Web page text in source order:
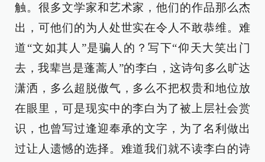
触。很多文学家和艺术家，他们的作品那么杰
出，可他们的为人处世实在令人不敢恭维。难
道“文如其人”是骗人的？写下“仰天大笑出门
去，我辈岂是蓬蒿人”的李白，这诗句多么旷达
潇洒，多么超脱傲气，多么不把权贵和地位放
在眼里，可是现实中的李白为了被上层社会赏
识，也曾写过逢迎奉承的文字，为了名利做出
过让人遗憾的选择。难道我们就不读李白的诗